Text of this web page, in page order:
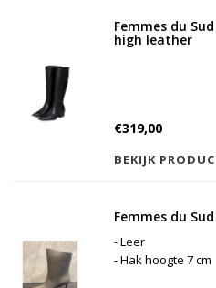
Femmes du
high leather
€319,00
BEKIJK
Femmes du
- Leer
- Hak hoogte 7 cm